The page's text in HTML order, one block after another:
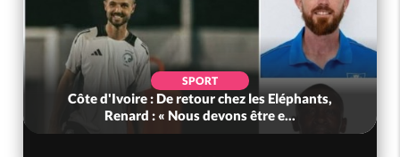
SPORT
Côte d'Ivoire : De retour chez les Eléphants,
Renard : « Nous devons être e...